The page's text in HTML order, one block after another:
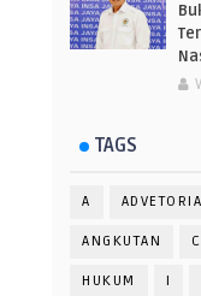
TAGS
A
ANGKUTAN
HUKUM I